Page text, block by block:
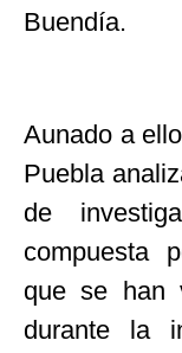
Buendía.
Aunado a
Puebla
de
compuesta
que se han
durante la